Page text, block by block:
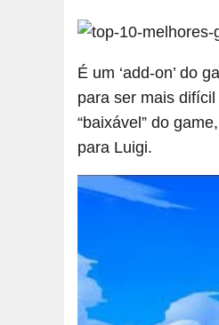
É um ‘add-on’ do
para ser mais
“baixável” do
para Luigi.